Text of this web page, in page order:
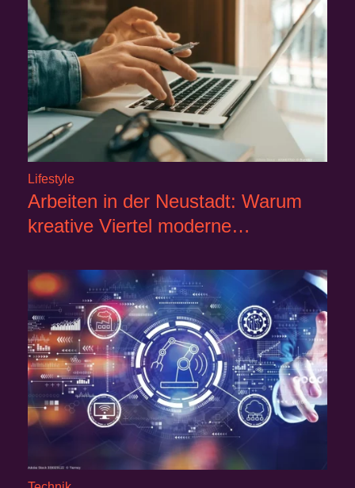
Lifestyle
Arbeiten in der Neustadt: Warum
kreative Viertel moderne…